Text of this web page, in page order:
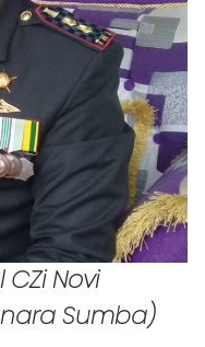
CZi Novi
Sumba)